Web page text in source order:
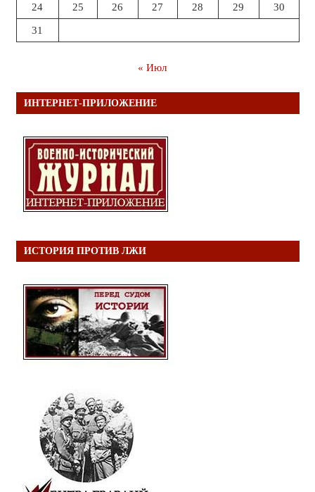
24 25 26 27 28 29 30
31
« Июл
ИНТЕРНЕТ-ПРИЛОЖЕНИЕ
ИСТОРИЯ ПРОТИВ ЛЖИ